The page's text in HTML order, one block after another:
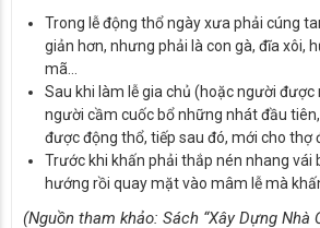
Trong lễ động thổ ngày xưa phải cúng
giản hơn, nhưng phải là con gà, đĩa xôi,
mã…
Sau khi làm lễ gia chủ (hoặc người
người cầm cuốc bổ những nhát đầu
được động thổ, tiếp sau đó, mới cho thợ
Trước khi khấn phải thắp nén nhang vái
hướng rồi quay mặt vào mâm lễ mà
(Nguồn tham khảo: Sách “Xây Dựng Nhà